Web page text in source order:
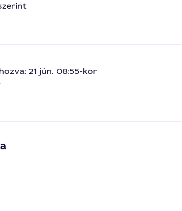
21 jún. 08:55-kor